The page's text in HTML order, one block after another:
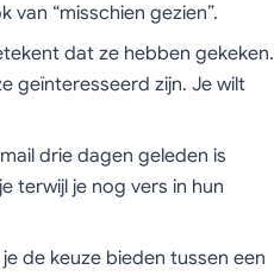
“misschien gezien”.
dat ze hebben gekeken.
geïnteresseerd zijn. Je wilt
drie dagen geleden is
terwijl je nog vers in hun
de keuze bieden tussen een